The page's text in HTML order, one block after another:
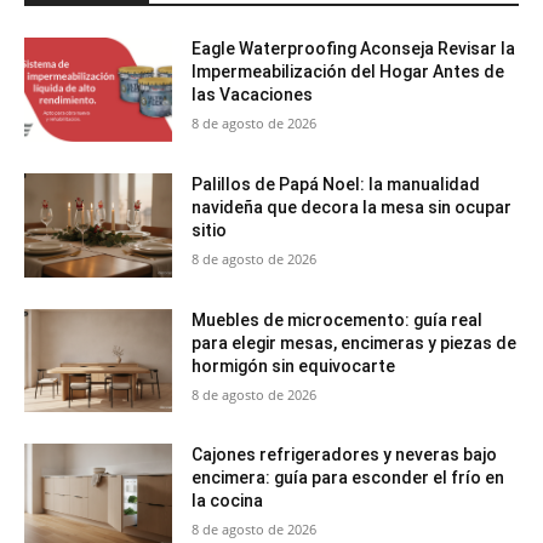
Eagle Waterproofing Aconseja Revisar la
Impermeabilización del Hogar Antes de
las Vacaciones
8 de agosto de 2026
Palillos de Papá Noel: la manualidad
navideña que decora la mesa sin ocupar
sitio
8 de agosto de 2026
Muebles de microcemento: guía real
para elegir mesas, encimeras y piezas de
hormigón sin equivocarte
8 de agosto de 2026
Cajones refrigeradores y neveras bajo
encimera: guía para esconder el frío en
la cocina
8 de agosto de 2026